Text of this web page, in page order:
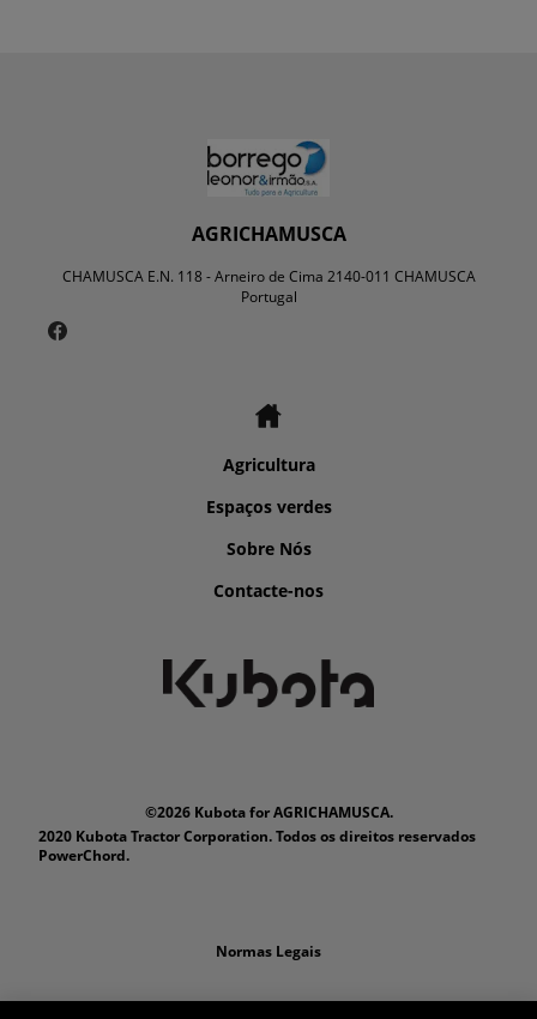
AGRICHAMUSCA
CHAMUSCA E.N. 118 - Arneiro de Cima 2140-011 CHAMUSCA
Portugal
Agricultura
Espaços verdes
Sobre Nós
Contacte-nos
©2026 Kubota for AGRICHAMUSCA.
2020 Kubota Tractor Corporation. Todos os direitos reservados
PowerChord.
Normas Legais